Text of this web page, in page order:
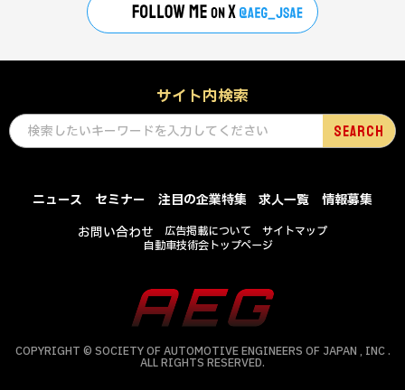
サイト内検索
ニュース セミナー 注目の企業特集 求人一覧
情報募集
お問い合わせ
広告掲載について
サイトマップ
自動車技術会トップページ
COPYRIGHT © SOCIETY OF AUTOMOTIVE ENGINEERS OF JAPAN , INC .
ALL RIGHTS RESERVED.